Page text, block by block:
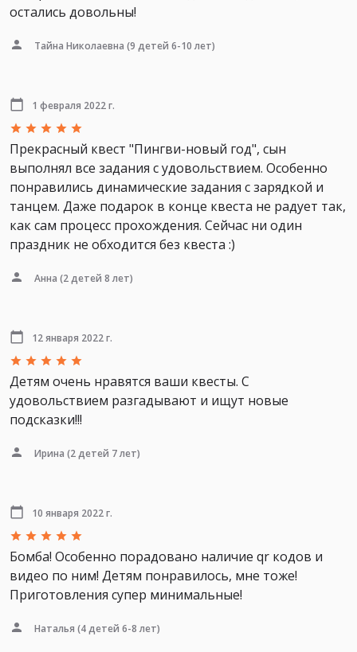
остались довольны!
Тайна Николаевна (9 детей 6-10 лет)
1 февраля 2022 г.
Прекрасный квест "Пингви-новый год", сын
выполнял все задания с удовольствием. Особенно
понравились динамические задания с зарядкой и
танцем. Даже подарок в конце квеста не радует так,
как сам процесс прохождения. Сейчас ни один
праздник не обходится без квеста :)
Анна (2 детей 8 лет)
12 января 2022 г.
Детям очень нравятся ваши квесты. С
удовольствием разгадывают и ищут новые
подсказки!!!
Ирина (2 детей 7 лет)
10 января 2022 г.
Бомба! Особенно порадовано наличие qr кодов и
видео по ним! Детям понравилось, мне тоже!
Приготовления супер минимальные!
Наталья (4 детей 6-8 лет)